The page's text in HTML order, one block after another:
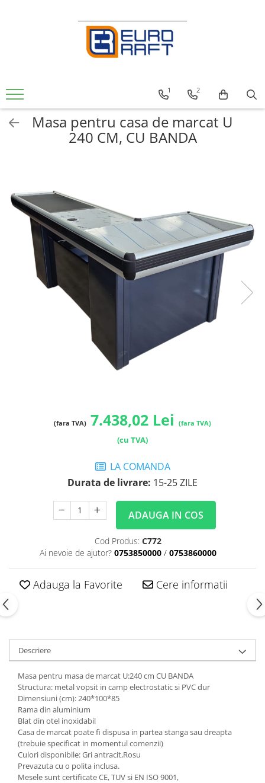
Refrigerare Comercială
1 2
Masa pentru casa de marcat U
240 CM, CU BANDA
(fara TVA) 7.438,02 Lei (fara TVA)
(cu TVA)
LA COMANDA
Durata de livrare: 15-25 ZILE
ADAUGA IN COS
Cod Produs: C772
Ai nevoie de ajutor? 0753850000 / 0753860000
Adauga la Favorite Cere informatii
Descriere
Masa pentru masa de marcat U:240 cm CU BANDA
Structura: metal vopsit in camp electrostatic si PVC dur
Dimensiuni (cm): 240*100*85
Rama din aluminium
Blat din otel inoxidabil
Casa de marcat poate fi dispusa in partea stanga sau dreapta
(trebuie specificat in momentul comenzii)
Culori disponibile: Gri antracit,Rosu
Prevazuta cu o polita inclusa.
Mesele sunt certificate CE, TUV si EN ISO 9001,